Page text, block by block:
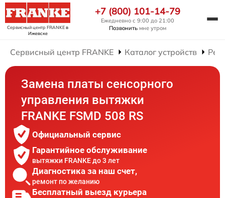
Сервисный центр FRANKEв
Ижевске
+7 (800) 101-14-79
Ежедневно с 9:00 до 21:00
Позвонить мне утром
Сервисный центр FRANKE Каталог устройств
Замена платы сенсорного
управления вытяжки
FRANKE FSMD 508 RS
Официальный сервис
Гарантийное обслуживание
вытяжки FRANKE до 3 лет
Диагностика за наш счет,
ремонт по желанию
Бесплатный выезд курьера